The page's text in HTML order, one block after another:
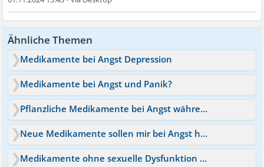
Ähnliche Themen
Medikamente bei Angst Depression
Medikamente bei Angst und Panik?
Pflanzliche Medikamente bei Angst während der Periode
Neue Medikamente sollen mir bei Angst helfen
Medikamente ohne sexuelle Dysfunktion bei Angst & Zwang